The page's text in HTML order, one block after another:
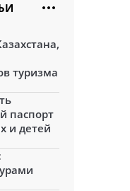
туризма
паспорт
и детей